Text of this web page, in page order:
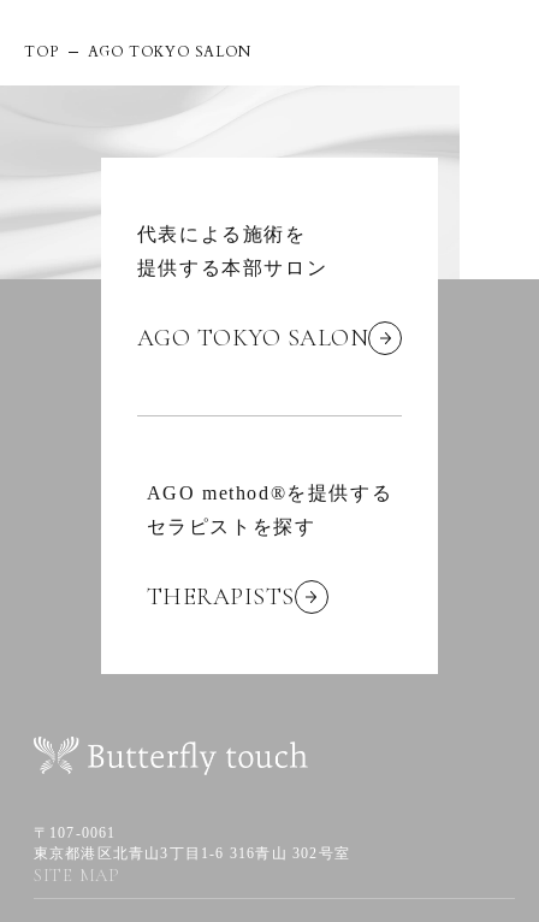
TOP AGO TOKYO SALON
代表による施術を
提供する本部サロン
AGO TOKYO SALON
AGO method®を提供する
セラピストを探す
THERAPISTS
〒107-0061
東京都港区北青山3丁目1-6 316青山 302号室
SITE MAP